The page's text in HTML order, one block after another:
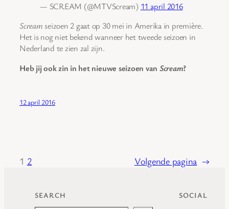
— SCREAM (@MTVScream) 11 april 2016
Screamseizoen 2 gaat op 30 mei in Amerika in première.
Het is nog niet bekend wanneer het tweede seizoen in
Nederland te zien zal zijn.
Heb jij ook zin in het nieuwe seizoen van Scream?
12 april 2016
1 2 Volgende pagina →
SEARCH SOCIAL